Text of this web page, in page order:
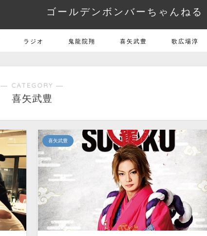
ゴールデンボンバーちゃんねる
ラジオ 鬼龍院翔 喜矢武豊 歌広場淳
― CATEGORY ―
喜矢武豊
喜矢武豊